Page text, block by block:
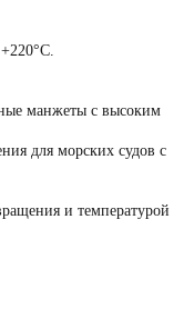
манжеты с высоким
для морских судов с
и температурой